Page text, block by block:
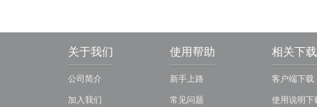
关于我们
公司简介
加入我们
使用帮助
新手上路
常见问题
相关下载
客户端下载
使用说明下